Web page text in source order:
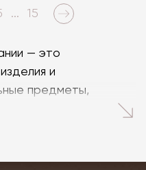
... 15
— это
и
предметы,
богатым опытом: